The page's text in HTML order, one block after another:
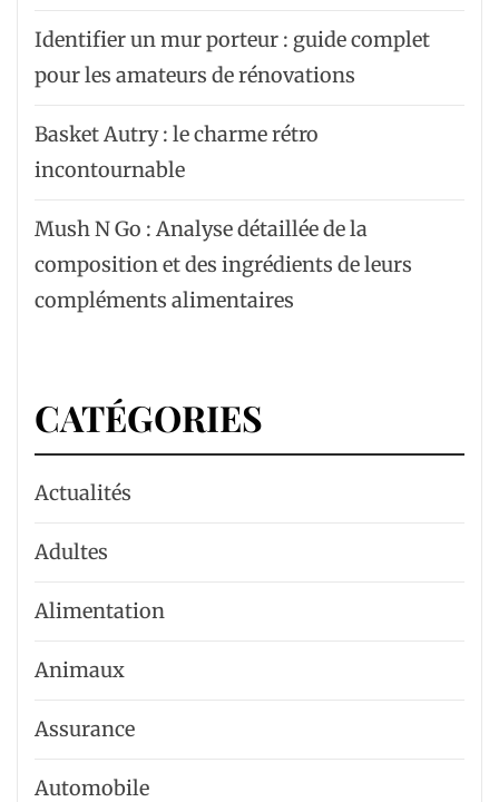
Identifier un mur porteur : guide complet
pour les amateurs de rénovations
Basket Autry : le charme rétro
incontournable
Mush N Go : Analyse détaillée de la
composition et des ingrédients de leurs
compléments alimentaires
CATÉGORIES
Actualités
Adultes
Alimentation
Animaux
Assurance
Automobile